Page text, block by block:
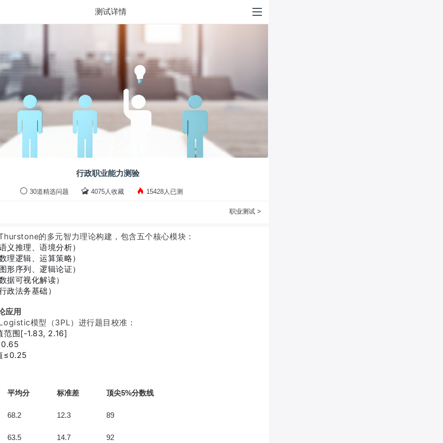
测试详情
行政职业能力测验
30道精选问题 4075人收藏 15428人已测
职业测试 >
的多元智力理论构建，包含五个核心模块：
义推理、语境分析）
理逻辑、运算策略）
形序列、逻辑论证）
据可视化解读）
政法务基础）
应用
模型（3PL）进行题目校准：
范围[-1.83, 2.16]
≤0.25
平均分 标准差 顶尖5%分数线
68.2 12.3 89
63.5 14.7 92